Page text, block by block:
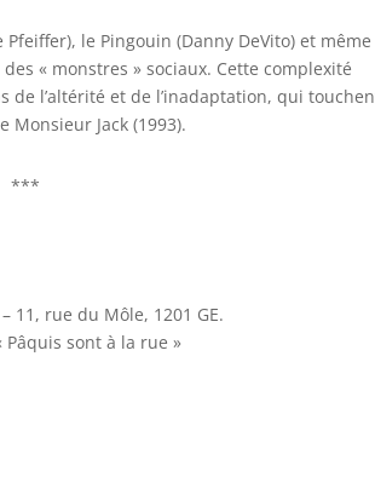
le Pingouin (Danny DeVito) et
« monstres » sociaux. Cette complexité
l’altérité et de l’inadaptation, qui
Monsieur Jack (1993).
***
11, rue du Môle, 1201 GE.
sont à la rue »